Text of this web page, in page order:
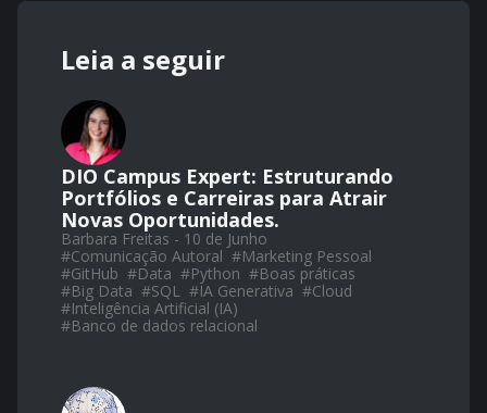
Leia a seguir
DIO Campus Expert: Estruturando
Portfólios e Carreiras para Atrair
Novas Oportunidades.
Barbara Freitas - 10 de Junho
#Comunicação Autoral #Marketing Pessoal
#GitHub #Data #Python #Boas práticas
#Big Data #SQL #IA Generativa #Cloud
#Inteligência Artificial (IA)
#Banco de dados relacional